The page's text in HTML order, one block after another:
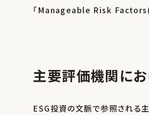
「Manageable Risk Factors(
主要評価機関に
ESG投資の文脈で参照される